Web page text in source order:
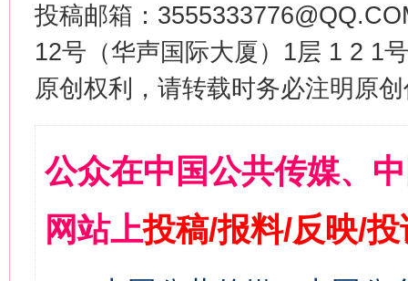
投稿邮箱：
12号（华声国际大厦）1层 1 2 1
原创权利，请转载时务必注明原
公众在中国公共传媒、
网站上投稿/报料/反映/